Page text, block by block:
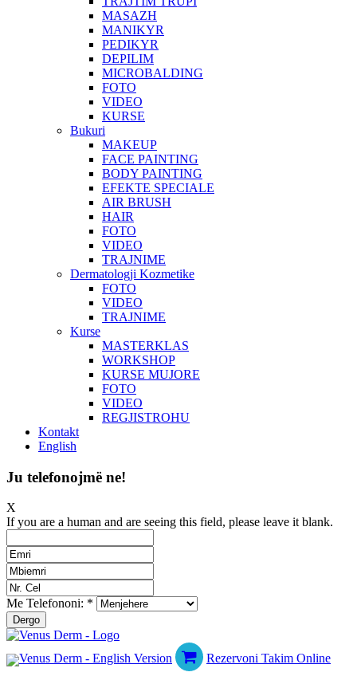
MASAZH
MANIKYR
PEDIKYR
DEPILIM
MICROBALDING
FOTO
VIDEO
KURSE
Bukuri
MAKEUP
FACE PAINTING
BODY PAINTING
EFEKTE SPECIALE
AIR BRUSH
HAIR
FOTO
VIDEO
TRAJNIME
Dermatologji Kozmetike
FOTO
VIDEO
TRAJNIME
Kurse
MASTERKLAS
WORKSHOP
KURSE MUJORE
FOTO
VIDEO
REGJISTROHU
Kontakt
English
Ju telefonojmë ne!
X
If you are a human and are seeing this field, please leave it blank.
Me Telefononi: *
Rezervoni Takim Online